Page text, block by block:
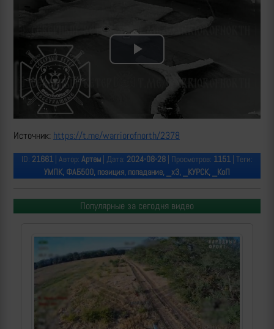
Play
Video
Источник: https://t.me/warriorofnorth/2378
ID: 21661 | Автор: Артем | Дата: 2024-08-28 | Просмотров: 1151 | Теги:
УМПК, ФАБ500, позиция, попадание, _х3, _КУРСК, _КоП
Популярные за сегодня видео